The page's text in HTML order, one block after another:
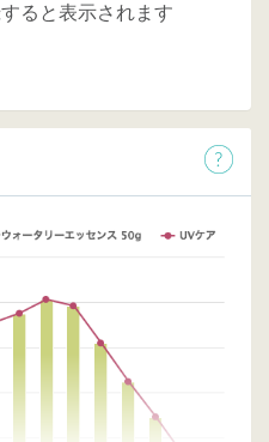
ると表示されます